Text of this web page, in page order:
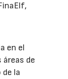
en el
de
la